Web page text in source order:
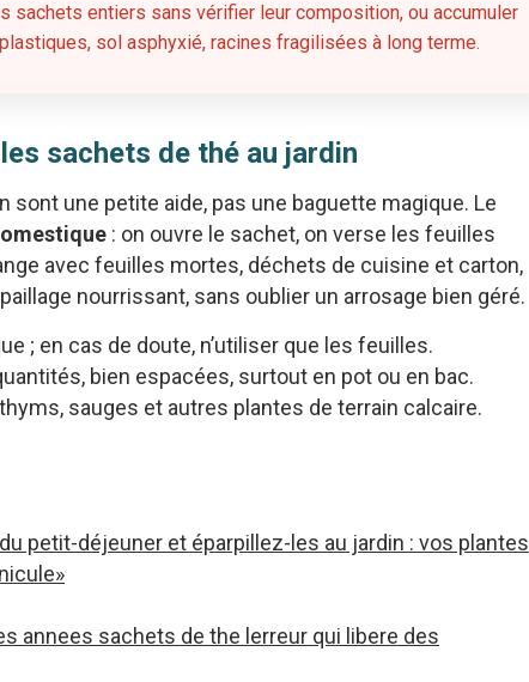
sachets entiers sans vérifier leur composition, ou accumuler
sol asphyxié, racines fragilisées à long terme.
sachets de thé au jardin
sont une petite aide, pas une baguette magique. Le
: on ouvre le sachet, on verse les feuilles
avec feuilles mortes, déchets de cuisine et carton,
nourrissant, sans oublier un arrosage bien géré.
; en cas de doute, n’utiliser que les feuilles.
bien espacées, surtout en pot ou en bac.
sauges et autres plantes de terrain calcaire.
petit-déjeuner et éparpillez-les au jardin : vos plantes
annees sachets de the lerreur qui libere des